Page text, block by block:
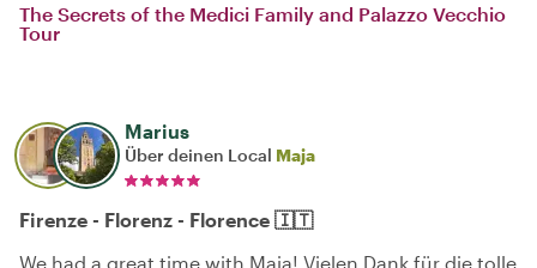
The Secrets of the Medici Family and Palazzo Vecchio
Tour
Marius
Über deinen Local Maja
Firenze - Florenz - Florence 🇮🇹
We had a great time with Maja! Vielen Dank für die tolle